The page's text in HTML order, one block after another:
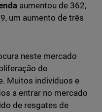
aumentou de 362,
um aumento de três
neste mercado
de
Muitos indivíduos e
a entrar no mercado
de resgates de